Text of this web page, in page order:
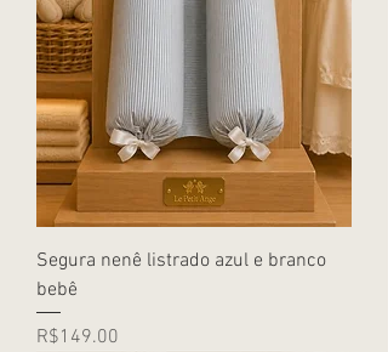
Segura nenê listrado azul e branco
bebê
Price
R$149.00